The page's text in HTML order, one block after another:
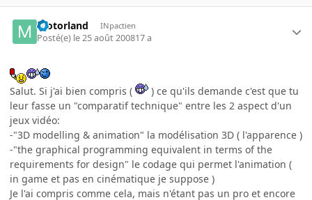
motorland INpactien
Posté(e) le 25 août 200817 a
Salut. Si j'ai bien compris (
) ce qu'ils demande c'est que tu
leur fasse un "comparatif technique" entre les 2 aspect d'un
jeux vidéo:
-"3D modelling & animation" la modélisation 3D ( l'apparence )
-"the graphical programming equivalent in terms of the
requirements for design" le codage qui permet l'animation (
in game et pas en cinématique je suppose )
Je l'ai compris comme cela, mais n'étant pas un pro et encore